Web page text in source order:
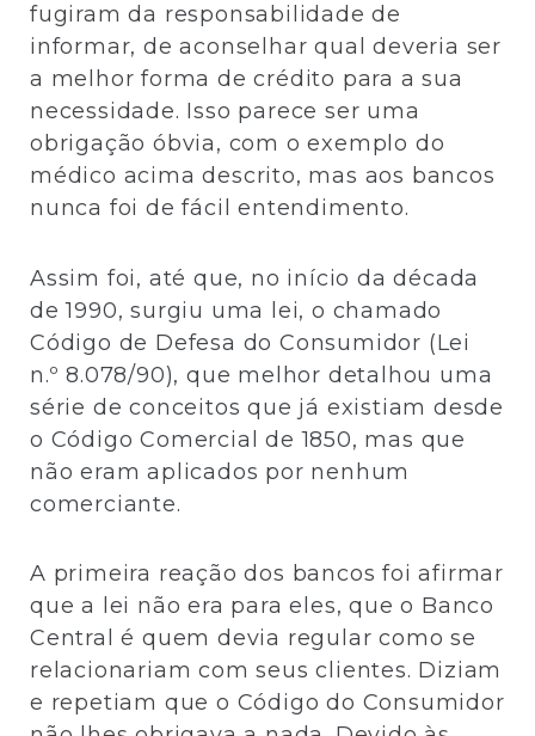
fugiram da responsabilidade de
informar, de aconselhar qual deveria ser
a melhor forma de crédito para a sua
necessidade. Isso parece ser uma
obrigação óbvia, com o exemplo do
médico acima descrito, mas aos bancos
nunca foi de fácil entendimento.
Assim foi, até que, no início da década
de 1990, surgiu uma lei, o chamado
Código de Defesa do Consumidor (Lei
n.º 8.078/90), que melhor detalhou uma
série de conceitos que já existiam desde
o Código Comercial de 1850, mas que
não eram aplicados por nenhum
comerciante.
A primeira reação dos bancos foi afirmar
que a lei não era para eles, que o Banco
Central é quem devia regular como se
relacionariam com seus clientes. Diziam
e repetiam que o Código do Consumidor